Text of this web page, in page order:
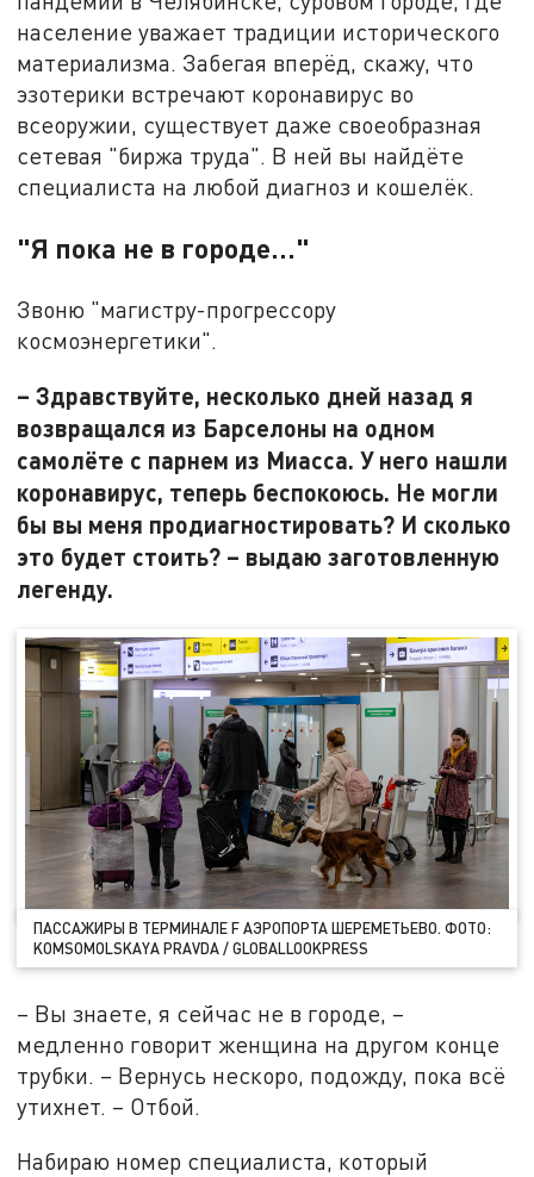
население уважает традиции исторического
материализма. Забегая вперёд, скажу, что
эзотерики встречают коронавирус во
всеоружии, существует даже своеобразная
сетевая "биржа труда". В ней вы найдёте
специалиста на любой диагноз и кошелёк.
"Я пока не в городе..."
Звоню "магистру-прогрессору
космоэнергетики".
– Здравствуйте, несколько дней назад я
возвращался из Барселоны на одном
самолёте с парнем из Миасса. У него нашли
коронавирус, теперь беспокоюсь. Не могли
бы вы меня продиагностировать? И сколько
это будет стоить? – выдаю заготовленную
легенду.
ПАССАЖИРЫ В ТЕРМИНАЛЕ F АЭРОПОРТА ШЕРЕМЕТЬЕВО. ФОТО:
KOMSOMOLSKAYA PRAVDA / GLOBALLOOKPRESS
– Вы знаете, я сейчас не в городе, –
медленно говорит женщина на другом конце
трубки. – Вернусь нескоро, подожду, пока всё
утихнет. – Отбой.
Набираю номер специалиста, который